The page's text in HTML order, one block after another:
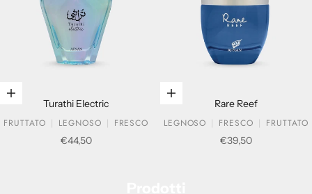
Aggiungi al carrello
Turathi Electric
FRUTTATO
LEGNOSO
FRESCO
Prezzo scontato
€44,50
Aggiungi al carrello
Rare Reef
LEGNOSO
FRESCO
FRUTTATO
Prezzo scontato
€39,50